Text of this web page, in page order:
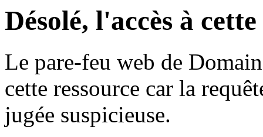
Désolé, l'accès à
Le pare-feu web de
cette ressource car la
jugée suspicieuse.